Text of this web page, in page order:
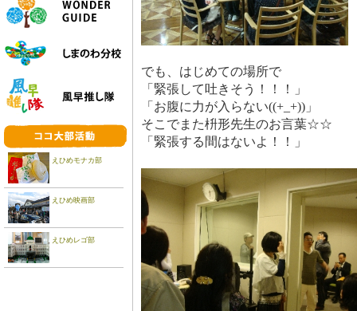
えひめモナカ部
えひめ映画部
えひめレゴ部
でも、はじめての場所で
「緊張して吐きそう！！！」
「お腹に力が入らない((+_+))」
そこでまた枡形先生のお言葉☆☆
「緊張する間はないよ！！」